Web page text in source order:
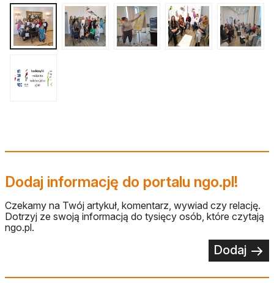
Dodaj informację do portalu ngo.pl!
Czekamy na Twój artykuł, komentarz, wywiad czy relację.
Dotrzyj ze swoją informacją do tysięcy osób, które czytają
ngo.pl.
Dodaj